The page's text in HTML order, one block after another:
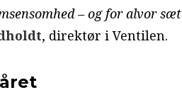
– og for alvor
, direktør i Ventilen.